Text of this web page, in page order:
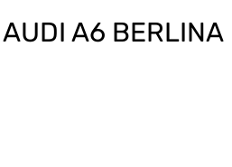
A6 BERLINA